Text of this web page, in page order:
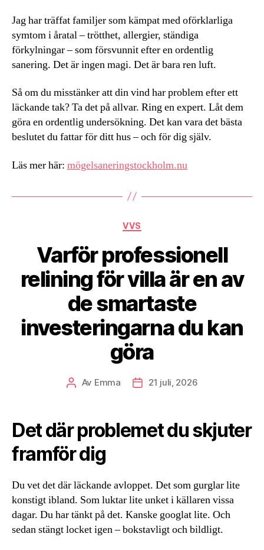
Jag har träffat familjer som kämpat med oförklarliga
symtom i åratal – trötthet, allergier, ständiga
förkylningar – som försvunnit efter en ordentlig
sanering. Det är ingen magi. Det är bara ren luft.
Så om du misstänker att din vind har problem efter ett
läckande tak? Ta det på allvar. Ring en expert. Låt dem
göra en ordentlig undersökning. Det kan vara det bästa
beslutet du fattar för ditt hus – och för dig själv.
Läs mer här: mögelsaneringstockholm.nu
Kategorier
VVS
Varför professionell
relining för villa är en av
de smartaste
investeringarna du kan
göra
Inläggsförfattare
Av Emma Inläggsdatum
21 juli, 2026
Det där problemet du skjuter
framför dig
Du vet det där läckande avloppet. Det som gurglar lite
konstigt ibland. Som luktar lite unket i källaren vissa
dagar. Du har tänkt på det. Kanske googlat lite. Och
sedan stängt locket igen – bokstavligt och bildligt.